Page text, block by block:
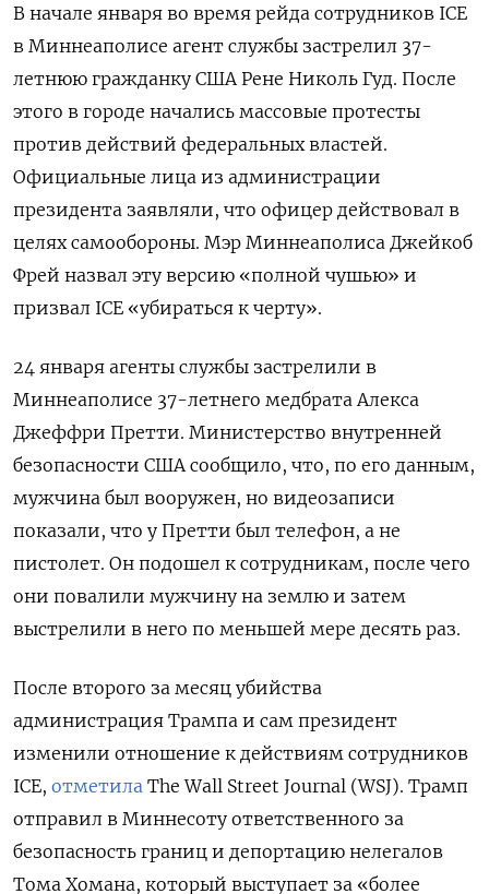
В начале января во время рейда сотрудников ICE
в Миннеаполисе агент службы застрелил 37-
летнюю гражданку США Рене Николь Гуд. После
этого в городе начались массовые протесты
против действий федеральных властей.
Официальные лица из администрации
президента заявляли, что офицер действовал в
целях самообороны. Мэр Миннеаполиса Джейкоб
Фрей назвал эту версию «полной чушью» и
призвал ICE «убираться к черту».
24 января агенты службы застрелили в
Миннеаполисе 37-летнего медбрата Алекса
Джеффри Претти. Министерство внутренней
безопасности США сообщило, что, по его данным,
мужчина был вооружен, но видеозаписи
показали, что у Претти был телефон, а не
пистолет. Он подошел к сотрудникам, после чего
они повалили мужчину на землю и затем
выстрелили в него по меньшей мере десять раз.
После второго за месяц убийства
администрация Трампа и сам президент
изменили отношение к действиям сотрудников
ICE, отметила The Wall Street Journal (WSJ). Трамп
отправил в Миннесоту ответственного за
безопасность границ и депортацию нелегалов
Тома Хомана, который выступает за «более